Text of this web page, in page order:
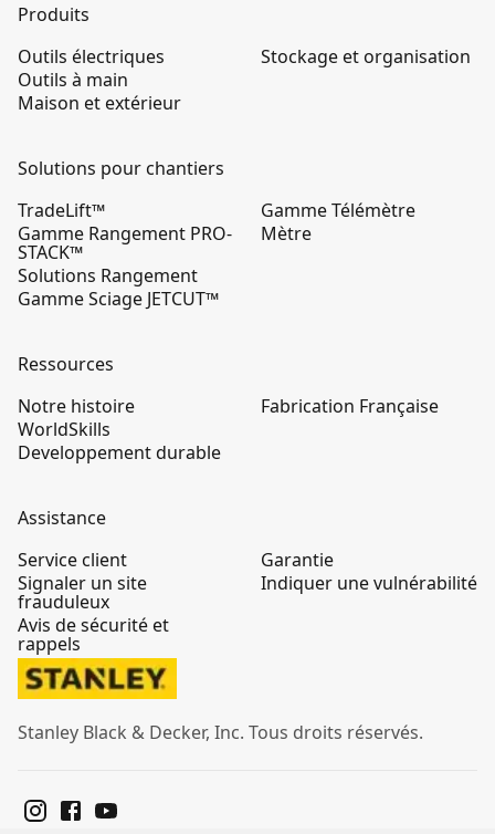
Produits
Outils électriques
Outils à main
Maison et extérieur
Stockage et organisation
Solutions pour chantiers
TradeLift™
Gamme Rangement PRO-
STACK™
Solutions Rangement
Gamme Sciage JETCUT™
Gamme Télémètre
Mètre
Ressources
Notre histoire
WorldSkills
Developpement durable
Fabrication Française
Assistance
Service client
Signaler un site
frauduleux
Avis de sécurité et
rappels
Garantie
Indiquer une vulnérabilité
Stanley Black & Decker, Inc. Tous droits réservés.